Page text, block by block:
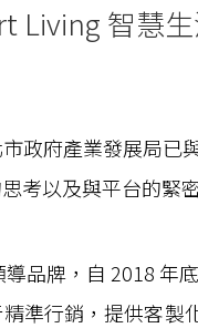
Living 智慧
政府產業發展局
考以及與平台的緊
品牌，自 2018 年
準行銷，提供客製